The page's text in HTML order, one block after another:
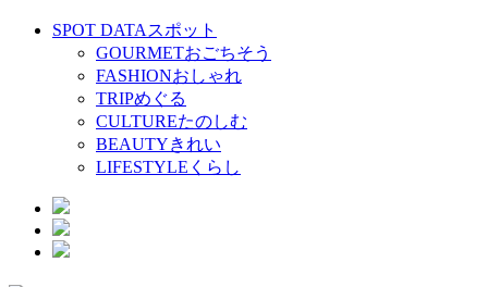
SPOT DATA スポット
GOURMETおごちそう
FASHIONおしゃれ
TRIPめぐる
CULTUREたのしむ
BEAUTYきれい
LIFESTYLE くらし